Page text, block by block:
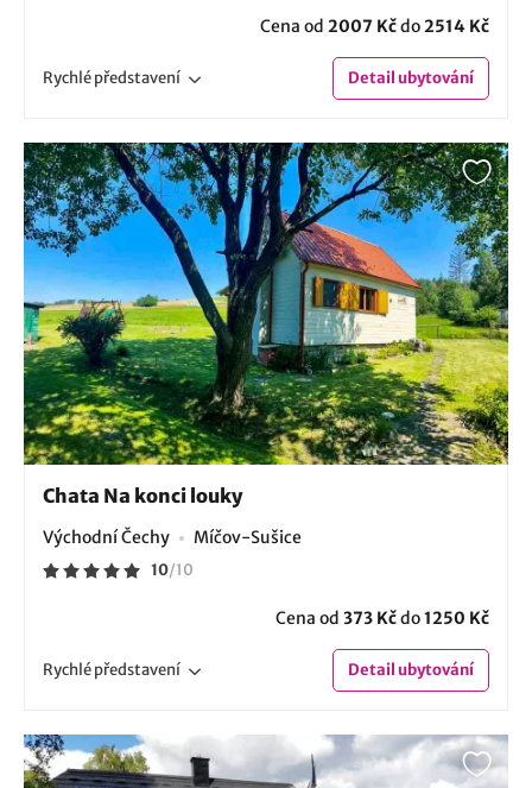
Cena od 2007 Kčdo2514 Kč
Rychlépředstavení Detailubytování
Chata Na konci louky
Východní Čechy Míčov-Sušice
10/10
Cena od 373 Kčdo1250 Kč
Rychlépředstavení Detailubytování